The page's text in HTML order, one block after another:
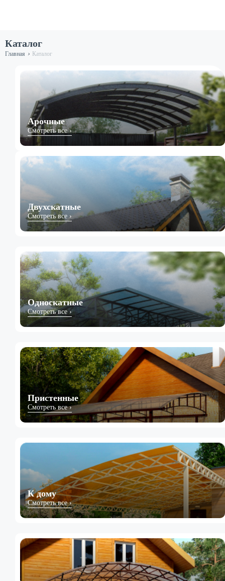
Каталог
Главная › Каталог
Арочные
Смотреть все ›
Двухскатные
Смотреть все ›
Односкатные
Смотреть все ›
Пристенные
Смотреть все ›
К дому
Смотреть все ›